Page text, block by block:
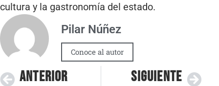
cultura y la gastronomía del estado.
Pilar Núñez
Conoce al autor
ANTERIOR SIGUIENTE